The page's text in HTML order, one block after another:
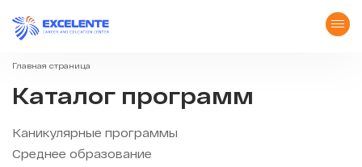
Главная страница
Каталог программ
Каникулярные программы
Среднее образование